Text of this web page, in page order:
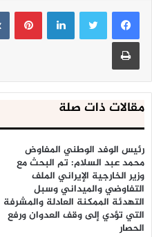
لينكدإن
طباعة
مقالات ذات صلة
رئيس الوفد الوطني المفاوض
محمد عبد السلام: تم البحث مع
وزير الخارجية الإيراني الملف
التفاوضي والميداني وسبل
التهدئة الممكنة العادلة والمشرفة
التي تؤدي إلى وقف العدوان ورفع
الحصار